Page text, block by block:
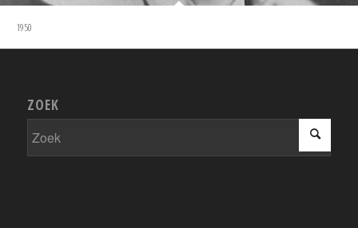
1950
ZOEK